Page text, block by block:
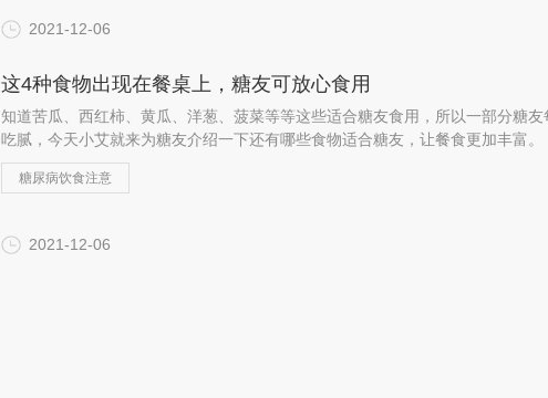
2021-12-06
这4种食物出现在餐桌上，糖友可放心食用
知道苦瓜、西红柿、黄瓜、洋葱、菠菜等等这些适合糖友食用，所以一部分糖
吃腻，今天小艾就来为糖友介绍一下还有哪些食物适合糖友，让餐食更加丰富。
糖尿病饮食注意
2021-12-06